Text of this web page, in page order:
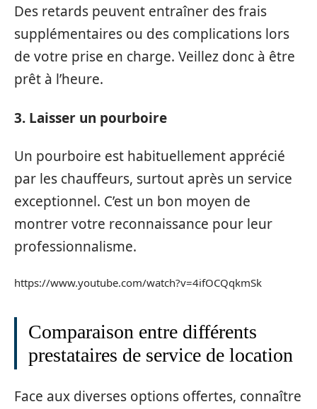
Des retards peuvent entraîner des frais
supplémentaires ou des complications lors
de votre prise en charge. Veillez donc à être
prêt à l’heure.
3. Laisser un pourboire
Un pourboire est habituellement apprécié
par les chauffeurs, surtout après un service
exceptionnel. C’est un bon moyen de
montrer votre reconnaissance pour leur
professionnalisme.
https://www.youtube.com/watch?v=4ifOCQqkmSk
Comparaison entre différents
prestataires de service de location
Face aux diverses options offertes, connaître